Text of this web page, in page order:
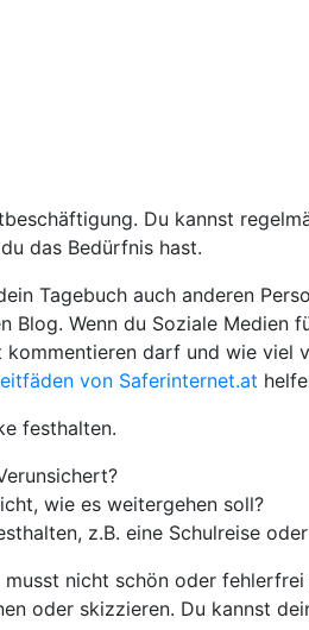
Du kannst
das Bedürfnis hast.
Tagebuch auch anderen
Blog. Wenn du Soziale Medien
darf und wie viel
von Saferinternet.at
festhalten.
wie es weitergehen soll?
z.B. eine Schulreise
nicht schön oder
oder skizzieren. Du kannst